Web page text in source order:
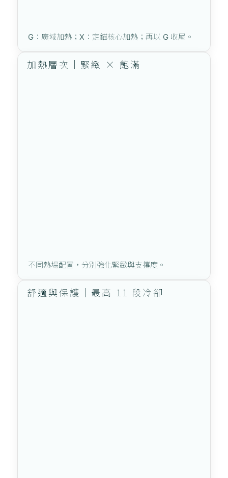
G：廣域加熱；X：定錨核心加熱；再以 G 收尾。
加熱層次｜緊緻 × 飽滿
不同熱場配置，分別強化緊緻與支撐度。
舒適與保護｜最高 11 段冷卻